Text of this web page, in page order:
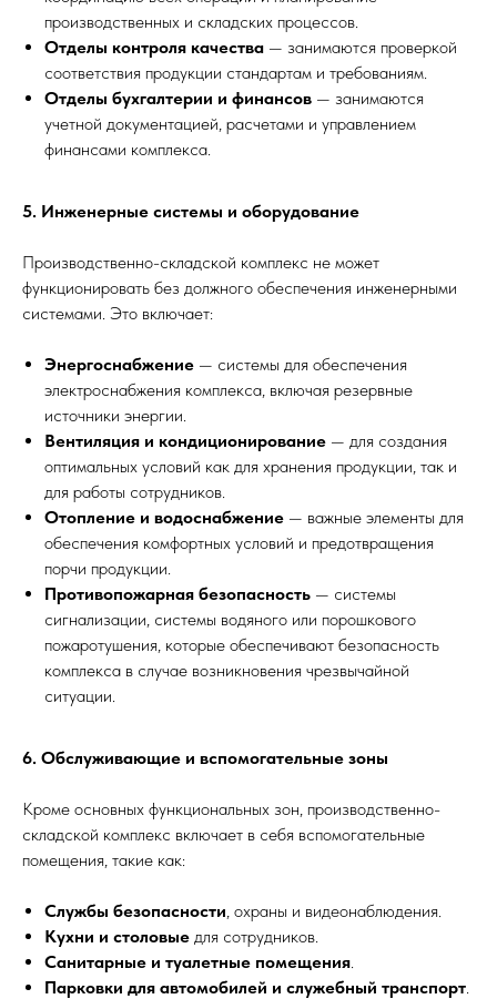
производственных и складских процессов.
Отделы контроля качества — занимаются проверкой
соответствия продукции стандартам и требованиям.
Отделы бухгалтерии и финансов — занимаются
учетной документацией, расчетами и управлением
финансами комплекса.
5. Инженерные системы и оборудование
Производственно-складской комплекс не может
функционировать без должного обеспечения инженерными
системами. Это включает:
Энергоснабжение — системы для обеспечения
электроснабжения комплекса, включая резервные
источники энергии.
Вентиляция и кондиционирование — для создания
оптимальных условий как для хранения продукции, так и
для работы сотрудников.
Отопление и водоснабжение — важные элементы для
обеспечения комфортных условий и предотвращения
порчи продукции.
Противопожарная безопасность — системы
сигнализации, системы водяного или порошкового
пожаротушения, которые обеспечивают безопасность
комплекса в случае возникновения чрезвычайной
ситуации.
6. Обслуживающие и вспомогательные зоны
Кроме основных функциональных зон, производственно-
складской комплекс включает в себя вспомогательные
помещения, такие как:
Службы безопасности, охраны и видеонаблюдения.
Кухни и столовые для сотрудников.
Санитарные и туалетные помещения.
Парковки для автомобилей и служебный транспорт.